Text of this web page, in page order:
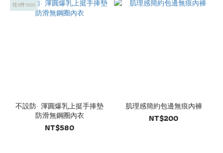
任3件1500
不設防· 渾圓爆乳上挺手捧墊
防滑無鋼圈內衣
NT$580
肌理感簡約包邊無痕內褲
NT$200